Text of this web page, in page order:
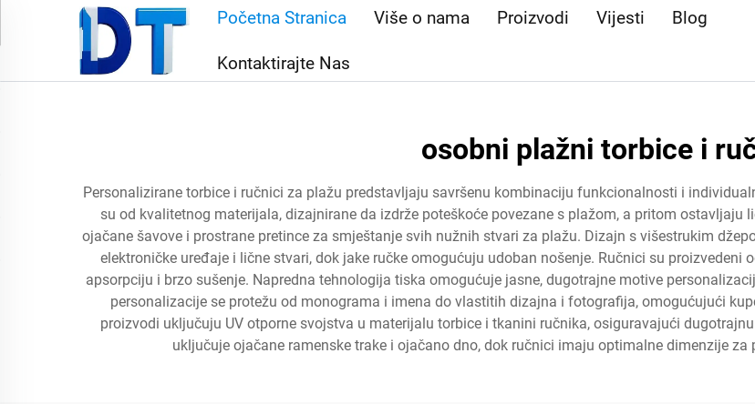
Početna Stranica Više o nama Proizvodi Vijesti Blog
Kontaktirajte Nas
osobni plažni torbice i
Personalizirane torbice i ručnici za plažu predstavljaju savršenu kombinaciju funkcionalnosti i
su od kvalitetnog materijala, dizajnirane da izdrže poteškoće povezane s plažom, a pritom
ojačane šavove i prostrane pretince za smještanje svih nužnih stvari za plažu. Dizajn s višestrukim
elektroničke uređaje i lične stvari, dok jake ručke omogućuju udoban nošenje. Ručnici su
apsorpciju i brzo sušenje. Napredna tehnologija tiska omogućuje jasne, dugotrajne motive
personalizacije se protežu od monograma i imena do vlastitih dizajna i fotografija, omogućujući
proizvodi uključuju UV otporne svojstva u materijalu torbice i tkanini ručnika, osiguravajući
uključuje ojačane ramenske trake i ojačano dno, dok ručnici imaju optimalne dimenzije